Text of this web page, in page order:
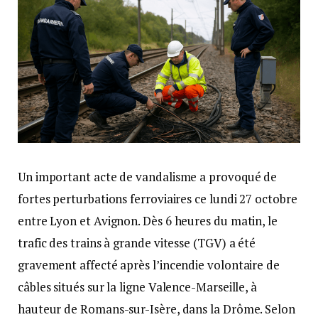
Un important acte de vandalisme a provoqué de
fortes perturbations ferroviaires ce lundi 27 octobre
entre Lyon et Avignon. Dès 6 heures du matin, le
trafic des trains à grande vitesse (TGV) a été
gravement affecté après l’incendie volontaire de
câbles situés sur la ligne Valence-Marseille, à
hauteur de Romans-sur-Isère, dans la Drôme. Selon